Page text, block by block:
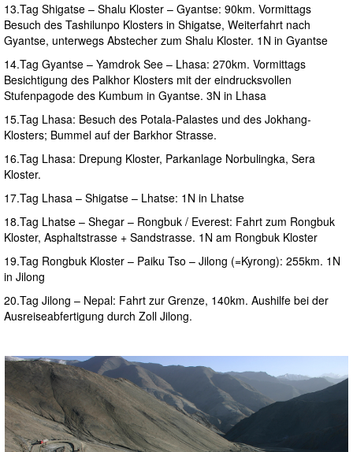
13.Tag Shigatse – Shalu Kloster – Gyantse: 90km. Vormittags
Besuch des Tashilunpo Klosters in Shigatse, Weiterfahrt nach
Gyantse, unterwegs Abstecher zum Shalu Kloster. 1N in Gyantse
14.Tag Gyantse – Yamdrok See – Lhasa: 270km. Vormittags
Besichtigung des Palkhor Klosters mit der eindrucksvollen
Stufenpagode des Kumbum in Gyantse. 3N in Lhasa
15.Tag Lhasa: Besuch des Potala-Palastes und des Jokhang-
Klosters; Bummel auf der Barkhor Strasse.
16.Tag Lhasa: Drepung Kloster, Parkanlage Norbulingka, Sera
Kloster.
17.Tag Lhasa – Shigatse – Lhatse: 1N in Lhatse
18.Tag Lhatse – Shegar – Rongbuk / Everest: Fahrt zum Rongbuk
Kloster, Asphaltstrasse + Sandstrasse. 1N am Rongbuk Kloster
19.Tag Rongbuk Kloster – Paiku Tso – Jilong (=Kyrong): 255km. 1N
in Jilong
20.Tag Jilong – Nepal: Fahrt zur Grenze, 140km. Aushilfe bei der
Ausreiseabfertigung durch Zoll Jilong.